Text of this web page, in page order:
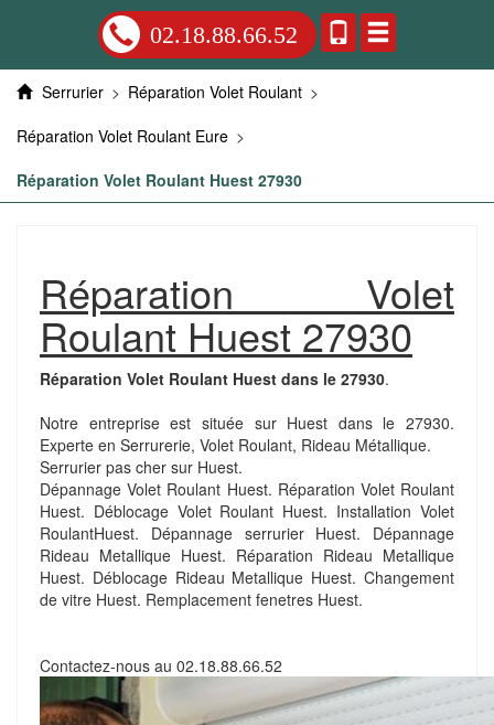
02.18.88.66.52
Serrurier > Réparation Volet Roulant >
Réparation Volet Roulant Eure >
Réparation Volet Roulant Huest 27930
Réparation Volet
Roulant Huest 27930
Réparation Volet Roulant Huest dans le 27930.
Notre entreprise est située sur Huest dans le 27930.
Experte en Serrurerie, Volet Roulant, Rideau Métallique.
Serrurier pas cher sur Huest.
Dépannage Volet Roulant Huest. Réparation Volet Roulant
Huest. Déblocage Volet Roulant Huest. Installation Volet
RoulantHuest. Dépannage serrurier Huest. Dépannage
Rideau Metallique Huest. Réparation Rideau Metallique
Huest. Déblocage Rideau Metallique Huest. Changement
de vitre Huest. Remplacement fenetres Huest.
Contactez-nous au 02.18.88.66.52